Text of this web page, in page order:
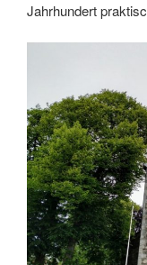
Jahrhundert